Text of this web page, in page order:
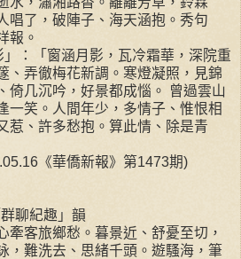
唱了，破陣子、海天涵抱。秀句
報。
」：「窗涵月影，瓦冷霜華，深院重
、弄徹梅花新調。寒燈凝照，見錦
倚几沉吟，好景都成惱。 曾過雲山
一笑。人間年少，多情子、惟恨相
惹、許多愁抱。算此情、除是青
《華僑新報》第1473期)
聊紀趣」韻
牽客旅鄉愁。暮景近、舒憂至切，
，難洗去、思緒千頭。遊騷海，筆